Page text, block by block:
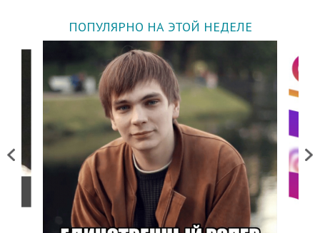
ПОПУЛЯРНО НА ЭТОЙ НЕДЕЛЕ
Previous Next